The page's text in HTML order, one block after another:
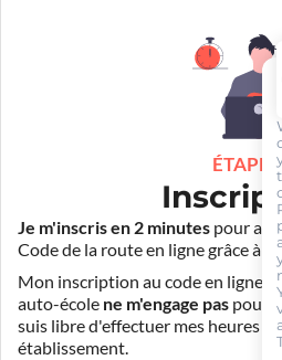
ÉTAPE
Je m'inscris en 2 minutes pour
Code de la route en ligne grâce à
Mon inscription au code en ligne
auto-école ne m'engage pas pour
suis libre d'effectuer mes heures
établissement.